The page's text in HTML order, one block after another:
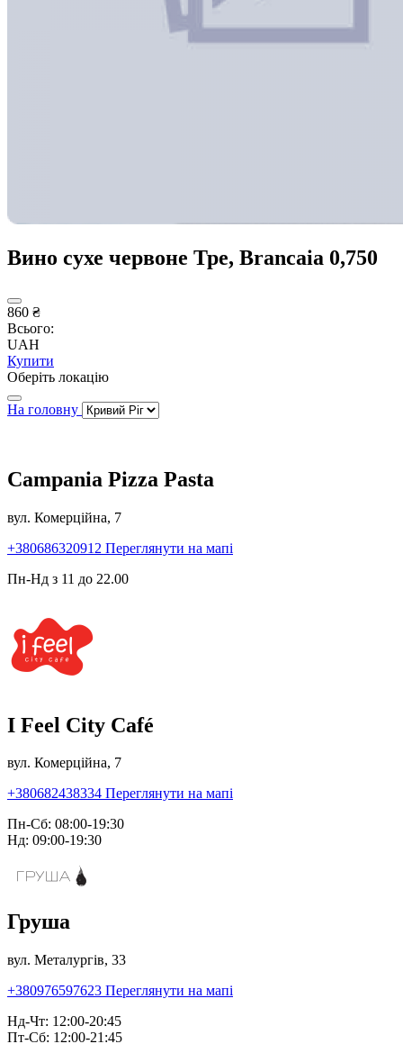
Вино сухе червоне Тре, Brancaia 0,750
860 ₴
Всього:
UAH
Купити
Оберіть локацію
На головну
Campania Pizza Pasta
вул. Комерційна, 7
+380686320912 Переглянути на мапі
Пн-Нд з 11 до 22.00
I Feel City Café
вул. Комерційна, 7
+380682438334 Переглянути на мапі
Пн-Сб: 08:00-19:30
Нд: 09:00-19:30
Груша
вул. Металургів, 33
+380976597623 Переглянути на мапі
Нд-Чт: 12:00-20:45
Пт-Сб: 12:00-21:45